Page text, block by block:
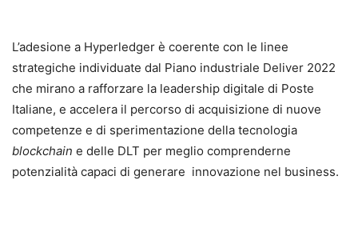
L’adesione a Hyperledger è coerente con le linee
strategiche individuate dal Piano industriale Deliver 2022
che mirano a rafforzare la leadership digitale di Poste
Italiane, e accelera il percorso di acquisizione di nuove
competenze e di sperimentazione della tecnologia
blockchain e delle DLT per meglio comprenderne
potenzialità capaci di generare innovazione nel business.